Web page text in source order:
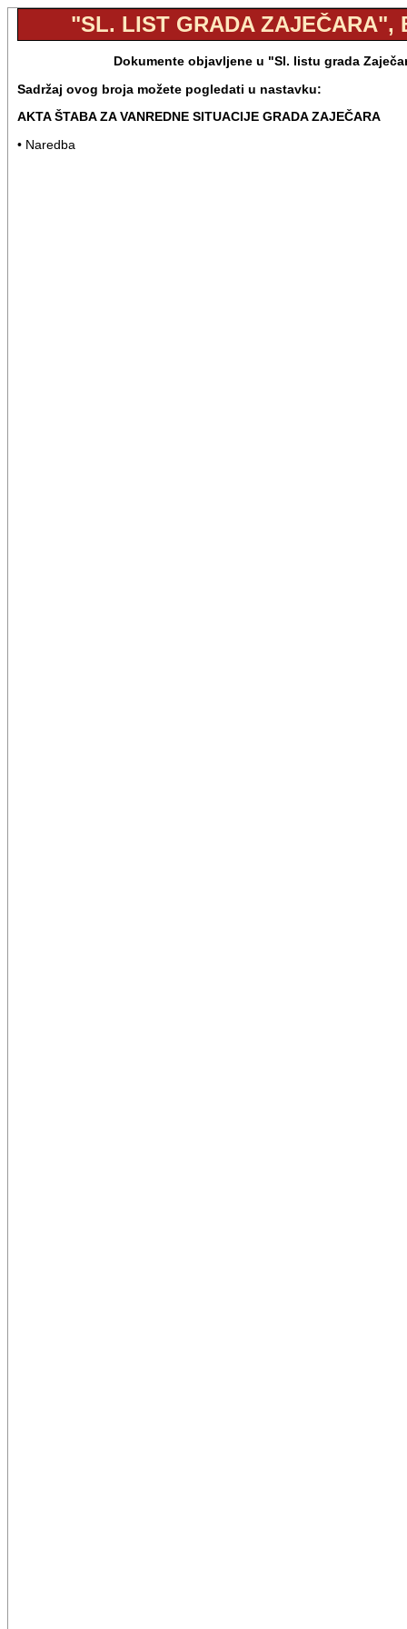
"SL. LIST GRADA ZAJEČARA",
Dokumente objavljene u "Sl. listu grada
Sadržaj ovog broja možete pogledati u nastavku:
AKTA ŠTABA ZA VANREDNE SITUACIJE GRADA ZAJEČARA
• Naredba